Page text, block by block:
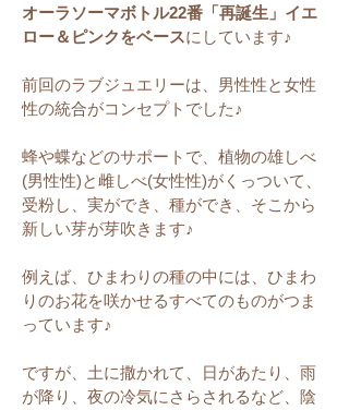
オーラソーマボトル22番「再誕生」イエ
ロー＆ピンクをベースにしています♪
前回のラブジュエリーは、男性性と女性
性の統合がコンセプトでした♪
蜂や蝶などのサポートで、植物の雄しべ
(男性性)と雌しべ(女性性)がくっついて、
受粉し、実ができ、種ができ、そこから
新しい芽が芽吹きます♪
例えば、ひまわりの種の中には、ひまわ
りのお花を咲かせるすべてのものがつま
っています♪
ですが、土に撒かれて、日があたり、雨
が降り、夜の冷気にさらされるなど、陰